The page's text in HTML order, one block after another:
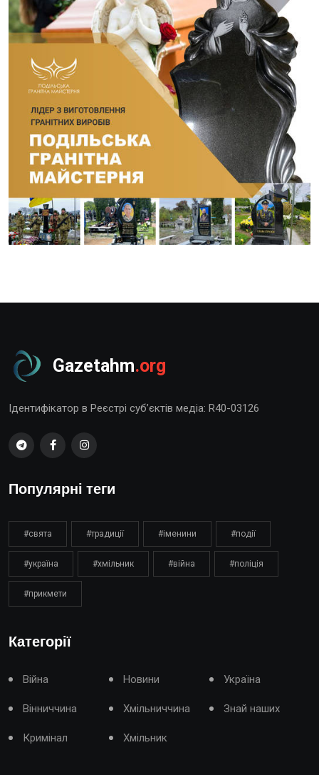
Gazetahm.org
Ідентифікатор в Реєстрі суб’єктів медіа: R40-03126
Популярні теги
#свята #традиції #іменини #події
#україна #хмільник #війна #поліція
#прикмети
Категорії
Війна Новини Україна
Вінниччина Хмільниччина Знай наших
Кримінал Хмільник